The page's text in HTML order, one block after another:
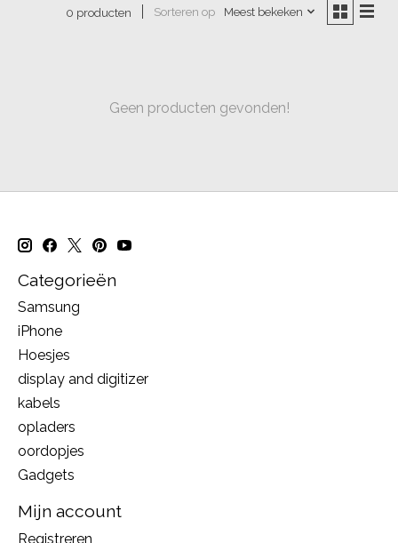
0 producten Sorteren op Meest bekeken
Geen producten gevonden!
Categorieën
Samsung
iPhone
Hoesjes
display and digitizer
kabels
opladers
oordopjes
Gadgets
Mijn account
Registreren